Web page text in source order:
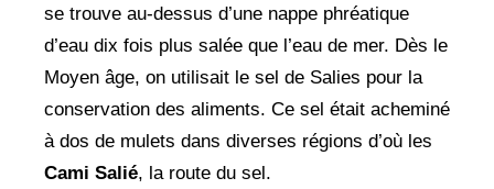
se trouve au-dessus d’une nappe phréatique
d’eau dix fois plus salée que l’eau de mer. Dès le
Moyen âge, on utilisait le sel de Salies pour la
conservation des aliments. Ce sel était acheminé
à dos de mulets dans diverses régions d’où les
Cami Salié, la route du sel.